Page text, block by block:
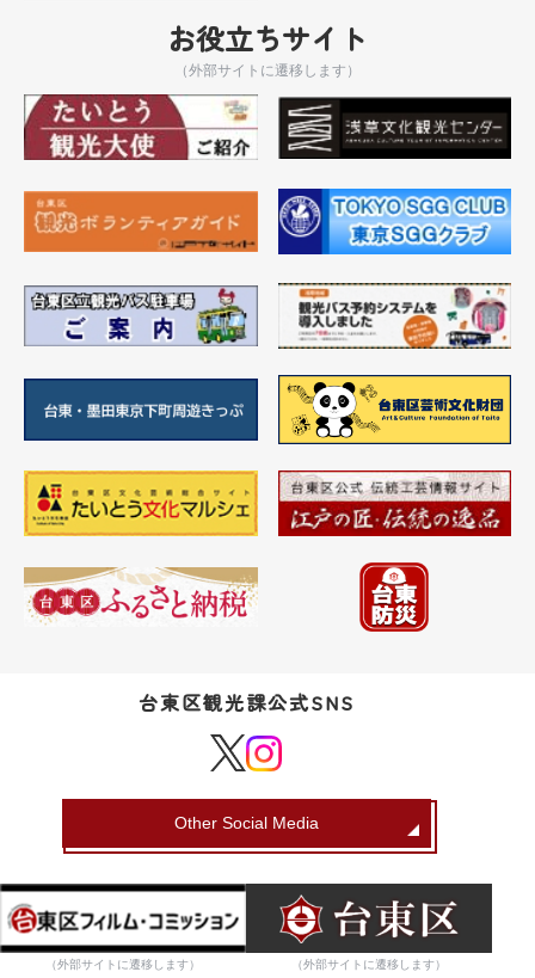
お役立ちサイト
（外部サイトに遷移します）
台東区観光課公式SNS
Other Social Media
（外部サイトに遷移します） （外部サイトに遷移します）